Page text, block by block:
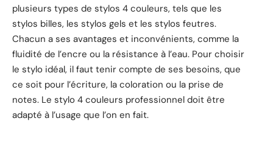
plusieurs types de stylos 4 couleurs, tels que les
stylos billes, les stylos gels et les stylos feutres.
Chacun a ses avantages et inconvénients, comme la
fluidité de l’encre ou la résistance à l’eau. Pour choisir
le stylo idéal, il faut tenir compte de ses besoins, que
ce soit pour l’écriture, la coloration ou la prise de
notes. Le stylo 4 couleurs professionnel doit être
adapté à l’usage que l’on en fait.